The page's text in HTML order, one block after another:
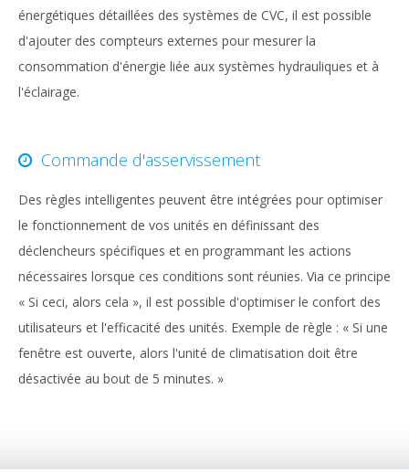
énergétiques détaillées des systèmes de CVC, il est possible
d'ajouter des compteurs externes pour mesurer la
consommation d'énergie liée aux systèmes hydrauliques et à
l'éclairage.
Commande d'asservissement
Des règles intelligentes peuvent être intégrées pour optimiser
le fonctionnement de vos unités en définissant des
déclencheurs spécifiques et en programmant les actions
nécessaires lorsque ces conditions sont réunies. Via ce principe
« Si ceci, alors cela », il est possible d'optimiser le confort des
utilisateurs et l'efficacité des unités. Exemple de règle : « Si une
fenêtre est ouverte, alors l'unité de climatisation doit être
désactivée au bout de 5 minutes. »